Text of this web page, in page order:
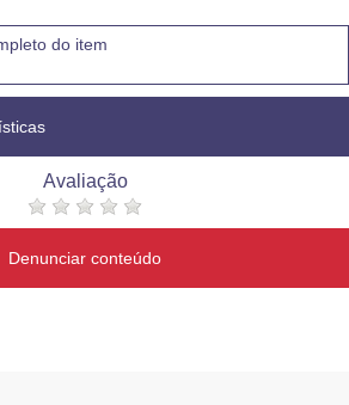
do item
Avaliação
Denunciar conteúdo